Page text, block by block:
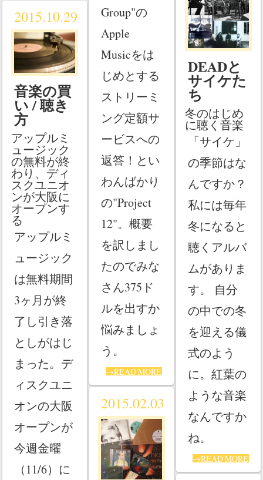
Group"の
Apple
Musicをは
じめとする
ストリーミ
ング定額サ
ービスへの
返答！とい
わんばかり
の"Project
12"。概要
を訳しまし
たのでみな
さん375ド
ルを出すか
悩みましょ
う。
→READ MORE
DEADと
サイケた
ち
冬のはじめ
に聴く音楽
「サイケ」
の季節はな
んですか？
私には毎年
冬になると
聴くアルバ
ムがありま
す。 自分
の中での冬
を迎える儀
式のよう
に。紅葉の
ような音楽
なんですか
ね。
→READ MORE
2015.10.29
音楽の買
い / 聴き
方
アップルミ
ュージック
の無料が終
わり、ディ
スクユニオ
ンが大阪に
オープンす
る
アップルミ
ュージック
は無料期間
3ヶ月が終
了し引き落
としがはじ
まった。デ
ィスクユニ
オンの大阪
オープンが
今週金曜
（11/6）に
2015.02.03